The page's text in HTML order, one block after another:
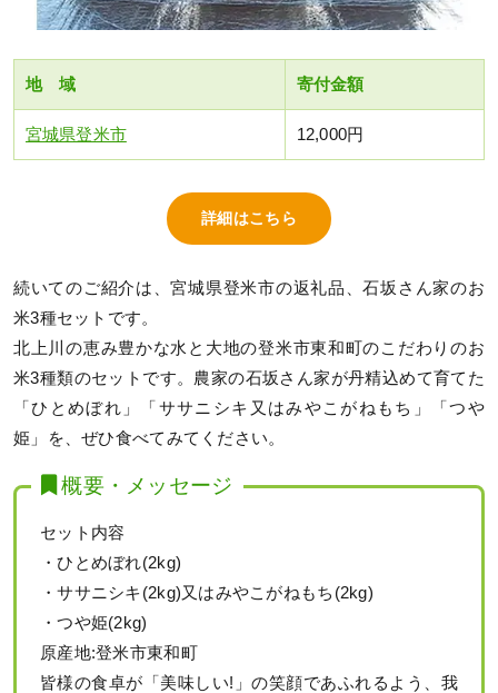
地 域 寄付金額
宮城県登米市 12,000円
詳細はこちら
続いてのご紹介は、宮城県登米市の返礼品、石坂さん家のお
米3種セットです。
北上川の恵み豊かな水と大地の登米市東和町のこだわりのお
米3種類のセットです。農家の石坂さん家が丹精込めて育てた
「ひとめぼれ」「ササニシキ又はみやこがねもち」「つや
姫」を、ぜひ食べてみてください。
概要・メッセージ
セット内容
・ひとめぼれ(2kg)
・ササニシキ(2kg)又はみやこがねもち(2kg)
・つや姫(2kg)
原産地:登米市東和町
皆様の食卓が「美味しい!」の笑顔であふれるよう、我